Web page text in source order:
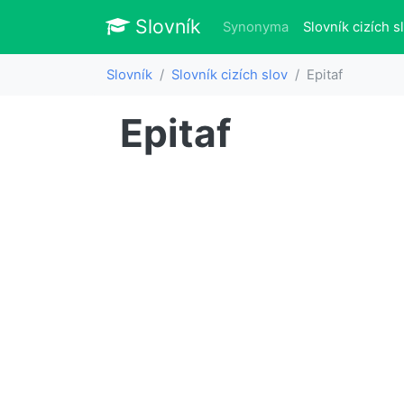
Slovník Slovník
Synonyma Slovník cizích
Slovník Slovník cizích slov Epitaf
Epitaf